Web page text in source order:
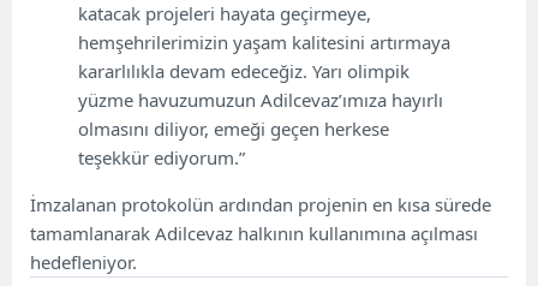
katacak projeleri hayata geçirmeye,
hemşehrilerimizin yaşam kalitesini artırmaya
kararlılıkla devam edeceğiz. Yarı olimpik
yüzme havuzumuzun Adilcevaz’ımıza hayırlı
olmasını diliyor, emeği geçen herkese
teşekkür ediyorum.”
İmzalanan protokolün ardından projenin en kısa sürede
tamamlanarak Adilcevaz halkının kullanımına açılması
hedefleniyor.